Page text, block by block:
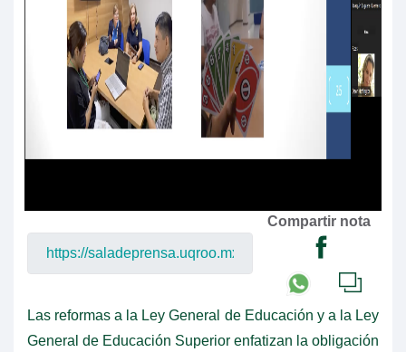
Compartir nota
Las reformas a la Ley General de Educación y a la Ley
General de Educación Superior enfatizan la obligación